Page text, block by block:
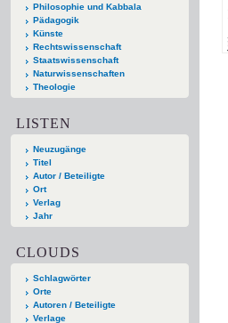
Philosophie und Kabbala
Pädagogik
Künste
Rechtswissenschaft
Staatswissenschaft
Naturwissenschaften
Theologie
LISTEN
Neuzugänge
Titel
Autor / Beteiligte
Ort
Verlag
Jahr
CLOUDS
Schlagwörter
Orte
Autoren / Beteiligte
Verlage